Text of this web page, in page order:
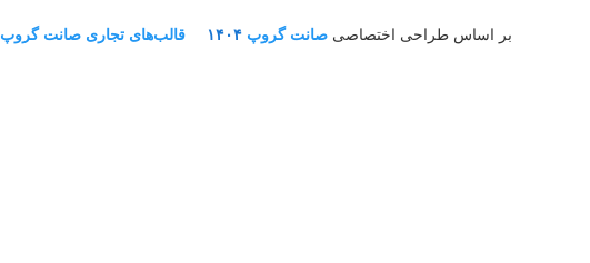
بر اساس طراحی اختصاصی صانت گروپ ۱۴۰۴ قالب‌های تجاری صانت گروپ